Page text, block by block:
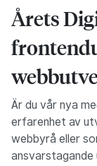
Årets
Är du vår nya
erfarenhet av
webbyrå eller